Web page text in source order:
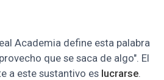
Academia define esta palabra
que se saca de algo". El
a este sustantivo es lucrarse.